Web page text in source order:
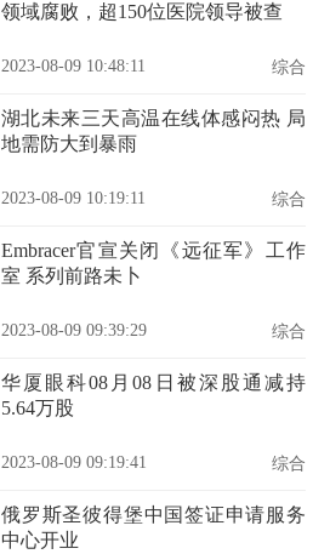
领域腐败，超150位医院领导被查
2023-08-09 10:48:11 综合
湖北未来三天高温在线体感闷热 局
地需防大到暴雨
2023-08-09 10:19:11 综合
Embracer官宣关闭《远征军》工作
室 系列前路未卜
2023-08-09 09:39:29 综合
华厦眼科08月08日被深股通减持
5.64万股
2023-08-09 09:19:41 综合
俄罗斯圣彼得堡中国签证申请服务
中心开业